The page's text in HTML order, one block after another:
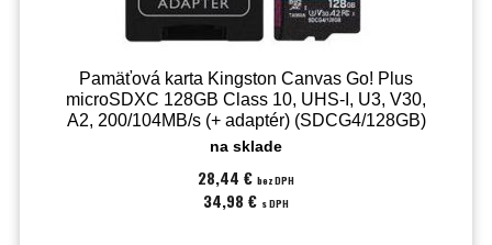
Pamäťová karta Kingston Canvas Go! Plus
microSDXC 128GB Class 10, UHS-I, U3, V30,
A2, 200/104MB/s (+ adaptér) (SDCG4/128GB)
na sklade
28,44 € bez DPH
34,98 € s DPH